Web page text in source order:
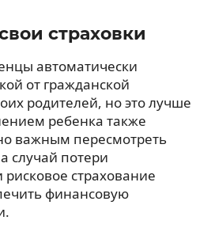
страховки
автоматически
от гражданской
родителей, но это лучше
ребенка также
важным пересмотреть
случай потери
рисковое страхование
финансовую